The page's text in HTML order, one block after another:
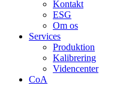
Kontakt
ESG
Om os
Services
Produktion
Kalibrering
Videncenter
CoA